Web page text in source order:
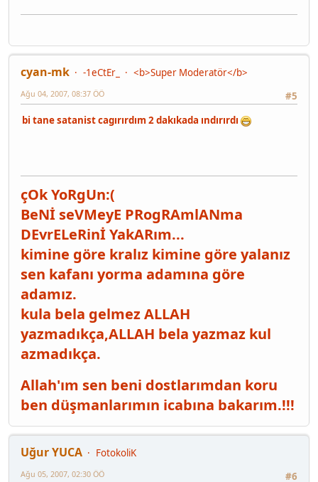
cyan-mk -1eCtEr_
<b>Super Moderatör</b>
#5
Ağu 04, 2007, 08:37 ÖÖ
bi tane satanist cagırırdım 2 dakıkada ındırırdı
çOk YoRgUn:(
BeNİ seVMeyE PRogRAmlANma
DEvrELeRinİ YakARım...
kimine göre kralız kimine göre yalanız
sen kafanı yorma adamına göre
adamız.
kula bela gelmez ALLAH
yazmadıkça,ALLAH bela yazmaz kul
azmadıkça.
Allah'ım sen beni dostlarımdan koru
ben düşmanlarımın icabına bakarım.!!!
Uğur YUCA
FotokoliK
#6
Ağu 05, 2007, 02:30 ÖÖ